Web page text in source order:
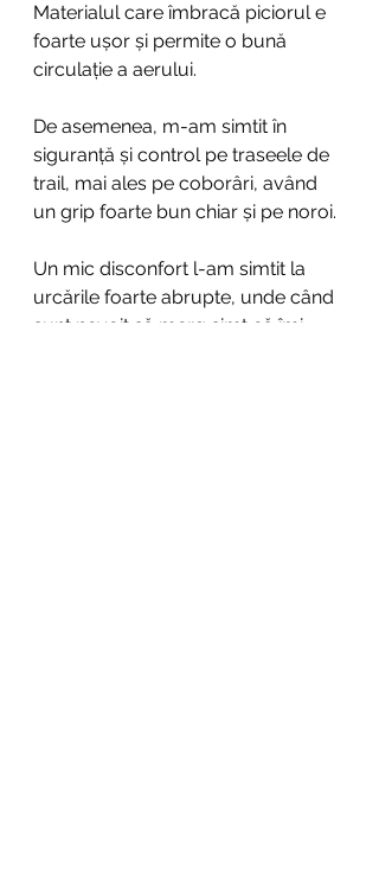
Materialul care îmbracă piciorul e
foarte ușor și permite o bună
circulație a aerului.
De asemenea, m-am simtit în
siguranță și control pe traseele de
trail, mai ales pe coborâri, având
un grip foarte bun chiar și pe noroi.
Un mic disconfort l-am simtit la
urcările foarte abrupte, unde când
sunt nevoit să merg simt că îmi